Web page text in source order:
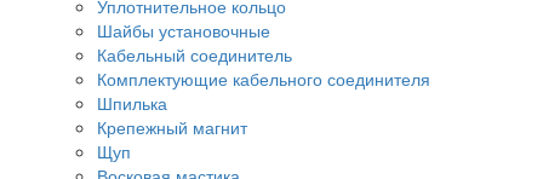
Уплотнительное кольцо
Шайбы установочные
Кабельный соединитель
Комплектующие кабельного соединителя
Шпилька
Крепежный магнит
Щуп